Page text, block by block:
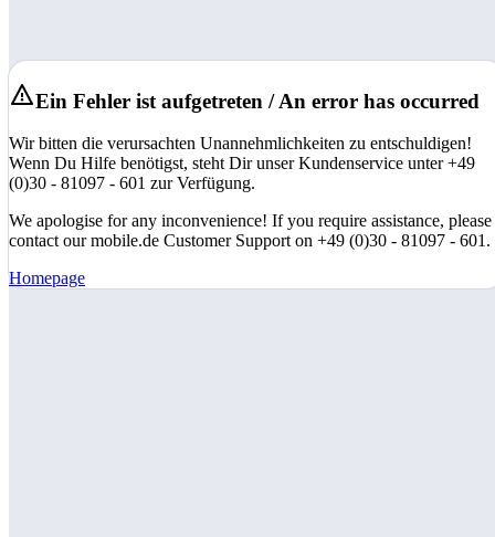
Ein Fehler ist aufgetreten / An error has occurred
Wir bitten die verursachten Unannehmlichkeiten zu entschuldigen!
Wenn Du Hilfe benötigst, steht Dir unser Kundenservice unter +49
(0)30 - 81097 - 601 zur Verfügung.
We apologise for any inconvenience! If you require assistance, please
contact our mobile.de Customer Support on +49 (0)30 - 81097 - 601.
Homepage